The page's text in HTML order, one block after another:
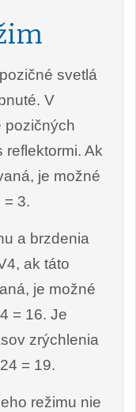
svetlá
V
pozičných
reflektormi. Ak
je možné
= 3.
a brzdenia
ak táto
je možné
= 16. Je
zrýchlenia
= 19.
režimu nie